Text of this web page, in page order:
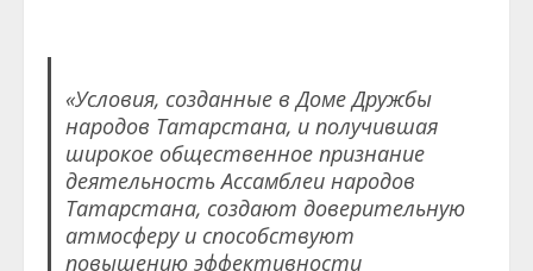
«Условия, созданные в Доме Дружбы
народов Татарстана, и получившая
широкое общественное признание
деятельность Ассамблеи народов
Татарстана, создают доверительную
атмосферу и способствуют
повышению эффективности